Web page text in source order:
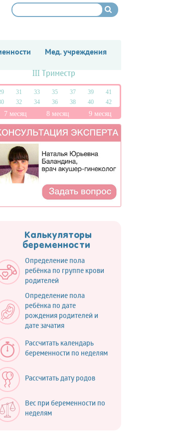
Мед. учреждения
III Триместр
31 33 35 37 39
41
32 34 36 38 40 42
7 месяц 8 месяц 9 месяц
Калькуляторы
беременности
Определение пола
ребёнка по группе крови
родителей
Определение пола
ребёнка по дате
рождения родителей и
дате зачатия
Рассчитать календарь
беременности по неделям
Рассчитать дату родов
Вес при беременности по
неделям